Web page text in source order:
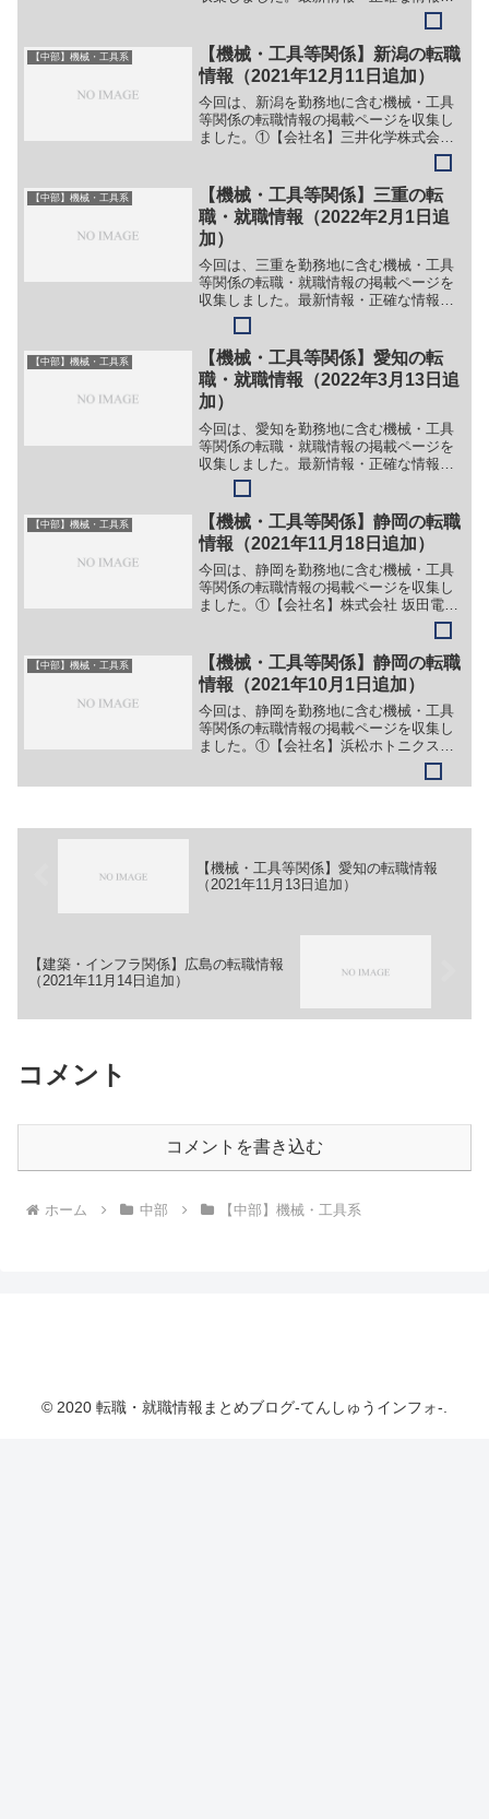
企業サイトでご確認ください。①【会社
名】株式会社 リョーシン【職務】［新
卒］＞＞（１）設計スタッフ（技術）＞
＞（２）設計スタッフ（設...
【中部】機械・工具系
【機械・工具等関係】新潟の転職
情報（2021年12月11日追加）
今回は、新潟を勤務地に含む機械・工具
等関係の転職情報の掲載ページを収集し
ました。①【会社名】三井化学株式会社
【職務】別企業のサイトに情報が掲載さ
れているため、詳細は省略。【勤務地】
新潟等【詳細】転職・就職情報の詳細は
こちら②【会社名】株式会...
【中部】機械・工具系
【機械・工具等関係】三重の転
職・就職情報（2022年2月1日追
加）
今回は、三重を勤務地に含む機械・工具
等関係の転職・就職情報の掲載ページを
収集しました。最新情報・正確な情報は
企業サイトでご確認ください。①【会社
名】株式会社リーテック【職務】［新
卒］＞＞（１）営業＞＞（２）事務＞＞
（３）プラント管理［キャリ...
【中部】機械・工具系
【機械・工具等関係】愛知の転
職・就職情報（2022年3月13日追
加）
今回は、愛知を勤務地に含む機械・工具
等関係の転職・就職情報の掲載ページを
収集しました。最新情報・正確な情報は
企業サイトでご確認ください。①【会社
名】株式会社パロマ【職務】［新卒］＞
＞別企業のサイトに情報が掲載されてい
るため、詳細は省略。［キ...
【中部】機械・工具系
【機械・工具等関係】静岡の転職
情報（2021年11月18日追加）
今回は、静岡を勤務地に含む機械・工具
等関係の転職情報の掲載ページを収集し
ました。①【会社名】株式会社 坂田電気
工業所【職務】（１）電気・通信・空調
設備事業【勤務地】静岡県浜松市、湖西
市等【詳細】転職・就職情報の詳細はこ
ちら②【会社名】千曲精...
【中部】機械・工具系
【機械・工具等関係】静岡の転職
情報（2021年10月1日追加）
今回は、静岡を勤務地に含む機械・工具
等関係の転職情報の掲載ページを収集し
ました。①【会社名】浜松ホトニクス株
式会社【職務】（１）研究所の施設管理
業務【勤務地】静岡県浜松市西区呉松町
【機械・工具等関係】愛知の転職情報
（2021年11月13日追加）
【建築・インフラ関係】広島の転職情報
（2021年11月14日追加）
コメント
コメントを書き込む
ホーム 中部 【中部】機械・工具系
© 2020 転職・就職情報まとめブログ-てんしゅうインフォ-.